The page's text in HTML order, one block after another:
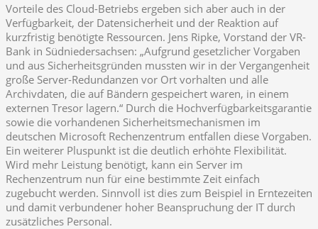
Vorteile des Cloud-Betriebs ergeben sich aber auch in der
Verfügbarkeit, der Datensicherheit und der Reaktion auf
kurzfristig benötigte Ressourcen. Jens Ripke, Vorstand der VR-
Bank in Südniedersachsen: „Aufgrund gesetzlicher Vorgaben
und aus Sicherheitsgründen mussten wir in der Vergangenheit
große Server-Redundanzen vor Ort vorhalten und alle
Archivdaten, die auf Bändern gespeichert waren, in einem
externen Tresor lagern.“ Durch die Hochverfügbarkeitsgarantie
sowie die vorhandenen Sicherheitsmechanismen im
deutschen Microsoft Rechenzentrum entfallen diese Vorgaben.
Ein weiterer Pluspunkt ist die deutlich erhöhte Flexibilität.
Wird mehr Leistung benötigt, kann ein Server im
Rechenzentrum nun für eine bestimmte Zeit einfach
zugebucht werden. Sinnvoll ist dies zum Beispiel in Erntezeiten
und damit verbundener hoher Beanspruchung der IT durch
zusätzliches Personal.